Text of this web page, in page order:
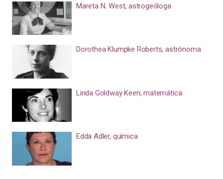
Mareta N. West, astrogeóloga
Dorothea Klumpke Roberts, astrónoma
Linda Goldway Keen, matemática
Edda Adler, química